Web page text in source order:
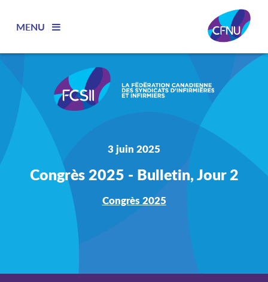
MENU
3 juin 2025
Congrès 2025 - Bulletin, Jour 2
Congrès 2025